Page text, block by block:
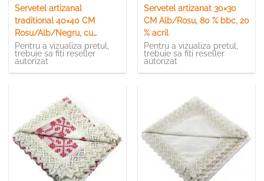
Servetel artizanal
traditional 40×40 CM
Rosu/Alb/Negru, cu
franjuri
Pentru a vizualiza pretul,
trebuie sa fiti reseller
autorizat
Servetel artizanat 30×30
CM Alb/Rosu, 80 % bbc, 20
% acril
Pentru a vizualiza pretul,
trebuie sa fiti reseller
autorizat